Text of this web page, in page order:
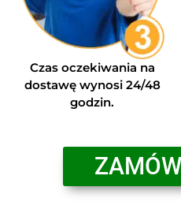
Czas oczekiwania na
dostawę wynosi 24/48
godzin.